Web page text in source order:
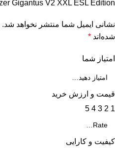
Gigantus V2 XXL ESL Edition”
نشانی ایمیل شما منتشر نخواهد شد.
شده‌اند *
امتیاز شما
قیمت و ارزش خرید
1
2
3
4
5
کیفیت و کارایی